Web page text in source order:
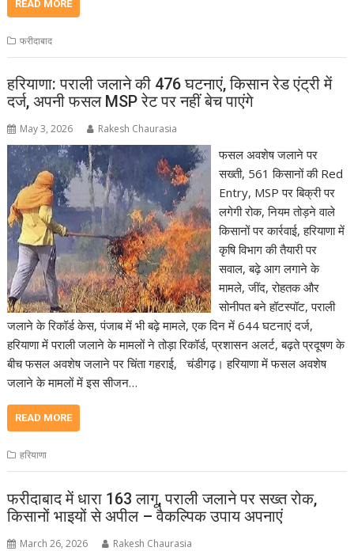
READ MORE
फरीदाबाद
हरियाणा: पराली जलाने की 476 घटनाएं, किसान रेड एंट्री में
दर्ज, अपनी फसल MSP रेट पर नहीं बेच पाएंगे
May 3, 2026 Rakesh Chaurasia
फसल अवशेष जलाने पर
सख्ती, 561 किसानों की Red
Entry, MSP पर बिक्री पर
लगेगी रोक, नियम तोड़ने वाले
किसानों पर कार्रवाई, हरियाणा में
कृषि विभाग की तैयारी पर
सवाल, बढ़े आग लगाने के
मामले, जींद, रोहतक और
सोनीपत बने हॉटस्पॉट, पराली
जलाने के रिकॉर्ड केस, पंजाब में भी बढ़े मामले, एक दिन में 644 घटनाएं दर्ज,
हरियाणा में पराली जलाने के मामलों ने तोड़ा रिकॉर्ड, प्रशासन अलर्ट, बढ़ते प्रदूषण के
बीच फसल अवशेष जलाने पर चिंता गहराई, चंडीगढ़। हरियाणा में फसल अवशेष
जलाने के मामलों में इस सीजन…
READ MORE
हरियाणा
फरीदाबाद में धारा 163 लागू, पराली जलाने पर सख्त रोक,
किसानों भाइयों से अपील – वैकल्पिक उपाय अपनाएं
March 26, 2026 Rakesh Chaurasia